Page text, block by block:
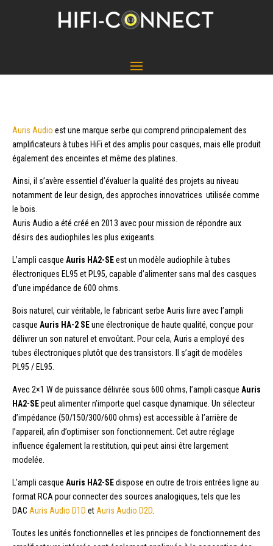
Auris Audio est une marque serbe qui comprend principalement des
amplificateurs à tubes HiFi et des amplis pour casques, mais elle produit
également des enceintes et même des platines.
Ainsi, il s’avère essentiel d’évaluer la qualité des projets au niveau
notamment de leur design, des approches innovatrices utilisée comme
le bois.
Auris Audio a été créé en 2013 avec pour mission de répondre aux
désirs des audiophiles les plus exigeants.
L’ampli casque Auris HA2-SEest un modèle audiophile à tubes
électroniques EL95 et PL95, capable d’alimenter sans mal des casques
d’une impédance de 600 ohms.
Bois naturel, cuir véritable, le fabricant serbe Auris livre avec l’ampli
casque Auris HA-2 SEune électronique de haute qualité, conçue pour
délivrer un son naturel et envoûtant. Pour cela, Auris a employé des
tubes électroniques plutôt que des transistors. Il s’agit de modèles
PL95 / EL95.
Avec 2×1 W de puissance délivrée sous 600 ohms, l’ampli casque Auris
HA2-SEpeut alimenter n’importe quel casque dynamique. Un sélecteur
d’impédance (50/150/300/600 ohms) est accessible à l’arrière de
l’appareil, afin d’optimiser son fonctionnement. Cet autre réglage
influence également la restitution, qui peut ainsi être largement
modelée.
L’ampli casque Auris HA2-SEdispose en outre de trois entrées ligne au
format RCA pour connecter des sources analogiques, tels que les
DAC Auris Audio D1D et Auris Audio D2D
Toutes les unités fonctionnelles et les principes de fonctionnement des